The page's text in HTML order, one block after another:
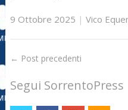
9 Ottobre 2025 | Vico
← Post precedenti
Segui SorrentoPress